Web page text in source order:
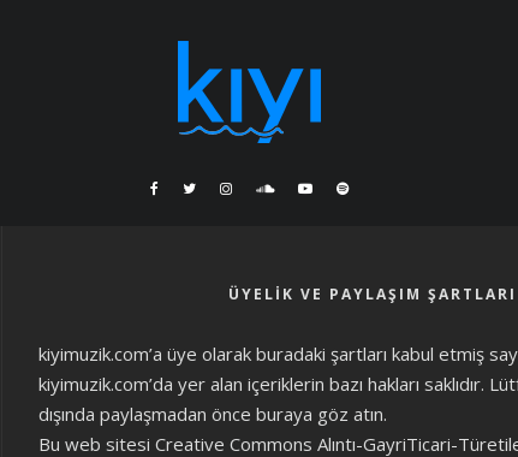
ÜYELIK VE PAYLAŞIM ŞARTLARI
kiyimuzik.com’a üye olarak buradaki şartları kabul etmiş
kiyimuzik.com’da yer alan içeriklerin bazı hakları saklıdır.
dışında paylaşmadan önce buraya göz atın.
Bu web sitesi Creative Commons Alıntı-GayriTicari-